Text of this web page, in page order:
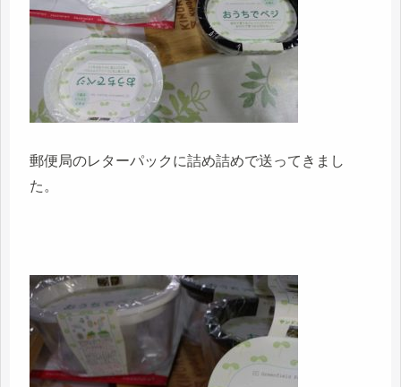
郵便局のレターパックに詰め詰めで送ってきまし
た。